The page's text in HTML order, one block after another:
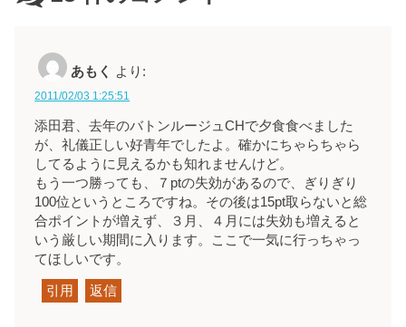
あもく より:
2011/02/03 1:25:51
添田君、去年のバトンルージュCHで夕食食べました
が、礼儀正しい好青年でしたよ。確かにちゃらちゃら
してるように見えるかも知れませんけど。
もう一つ勝っても、７ptの失効があるので、ぎりぎり
100位というところですね。その後は15pt取らないと総
合ポイントが増えず、３月、４月には失効も増えると
いう厳しい期間に入ります。ここで一気に行っちゃっ
てほしいです。
引用 返信